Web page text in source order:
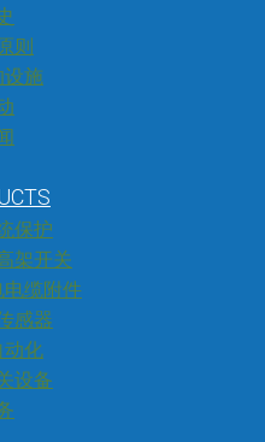
则
设施
保护
架开关
电缆附件
感器
动化
设备